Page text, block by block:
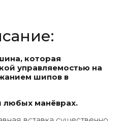
которая
управляемостью на
шипов в
любых манёврах.